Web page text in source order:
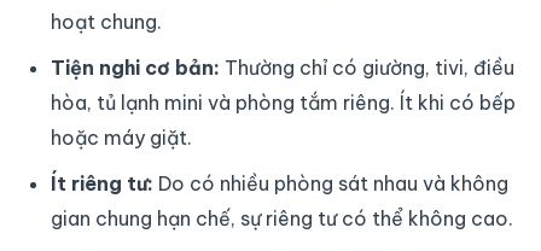
hoạt chung.
Tiện nghi cơ bản: Thường chỉ có giường, tivi, điều
hòa, tủ lạnh mini và phòng tắm riêng. Ít khi có bếp
hoặc máy giặt.
Ít riêng tư: Do có nhiều phòng sát nhau và không
gian chung hạn chế, sự riêng tư có thể không cao.